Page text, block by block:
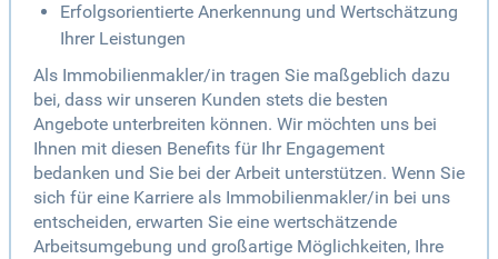
Erfolgsorientierte Anerkennung und Wertschätzung
Ihrer Leistungen
Als Immobilienmakler/in tragen Sie maßgeblich dazu
bei, dass wir unseren Kunden stets die besten
Angebote unterbreiten können. Wir möchten uns bei
Ihnen mit diesen Benefits für Ihr Engagement
bedanken und Sie bei der Arbeit unterstützen. Wenn Sie
sich für eine Karriere als Immobilienmakler/in bei uns
entscheiden, erwarten Sie eine wertschätzende
Arbeitsumgebung und großartige Möglichkeiten, Ihre